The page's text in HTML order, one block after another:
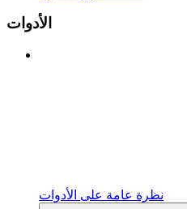
الأدوات
نظرة عامة على الأدوات